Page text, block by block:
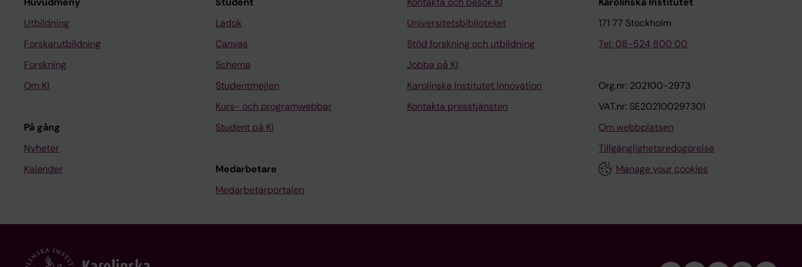
Utbildning
Forskarutbildning
Forskning
Om KI
På gång
Nyheter
Kalender
Ladok
Canvas
Schema
Studentmejlen
Kurs- och programwebbar
Student på KI
Medarbetare
Medarbetarportalen
Universitetsbiblioteket
Stöd forskning och utbildning
Jobba på KI
Karolinska Institutet Innovation
Kontakta presstjänsten
171 77 Stockholm
Tel: 08-524 800 00
Org.nr: 202100-2973
VAT.nr: SE202100297301
Om webbplatsen
Tillgänglighetsredogörelse
Manage your cookies